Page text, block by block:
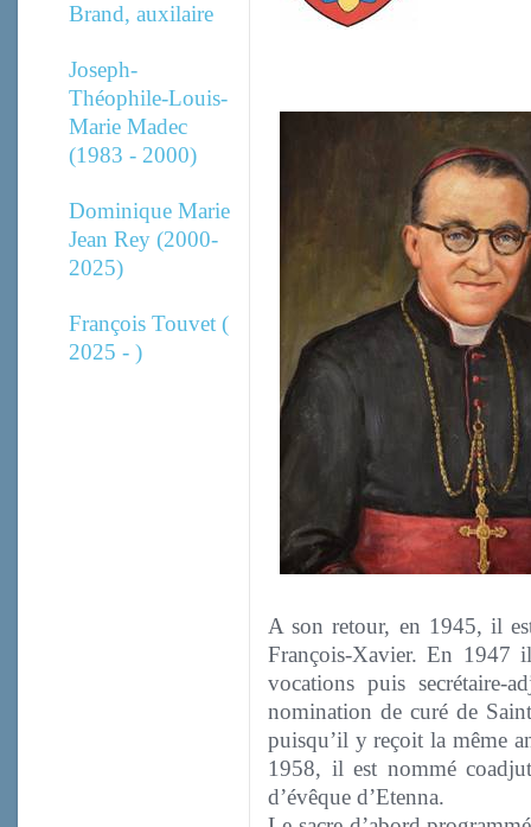
Brand, auxilaire
Joseph-
Théophile-Louis-
Marie Madec
(1983 - 2000)
Dominique Marie
Jean Rey (2000-
2025)
François Touvet (
2025 - )
A son retour, en 1945, il
François-Xavier. En 1947
vocations puis
nomination de curé de
puisqu’il y reçoit la même
1958, il est nommé
d’évêque d’Etenna.